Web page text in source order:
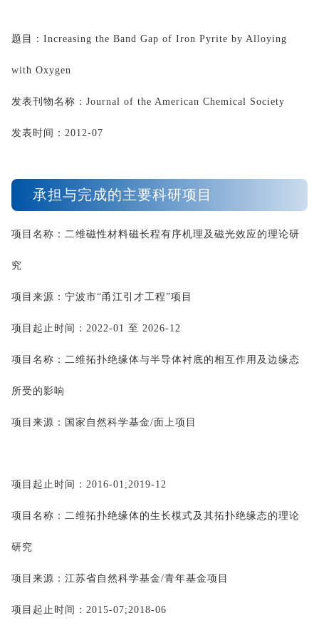
题目： Increasing the Band Gap of Iron Pyrite by Alloying
with Oxygen
发表刊物名称： Journal of the American Chemical Society
发表时间： 2012-07
承担与完成的主要科研项目
项目名称：二维磁性材料磁长程有序机理及磁光效应的理论研
究
项目来源：宁波市“甬江引才工程”项目
项目起止时间： 2022-01 至 2026-12
项目名称：二维拓扑绝缘体与半导体衬底的相互作用及边缘态
所受的影响
项目来源：国家自然科学基金/面上项目
项目起止时间： 2016-01;2019-12
项目名称：二维拓扑绝缘体的生长模式及其拓扑绝缘态的理论
研究
项目来源：江苏省自然科学基金/青年基金项目
项目起止时间： 2015-07;2018-06